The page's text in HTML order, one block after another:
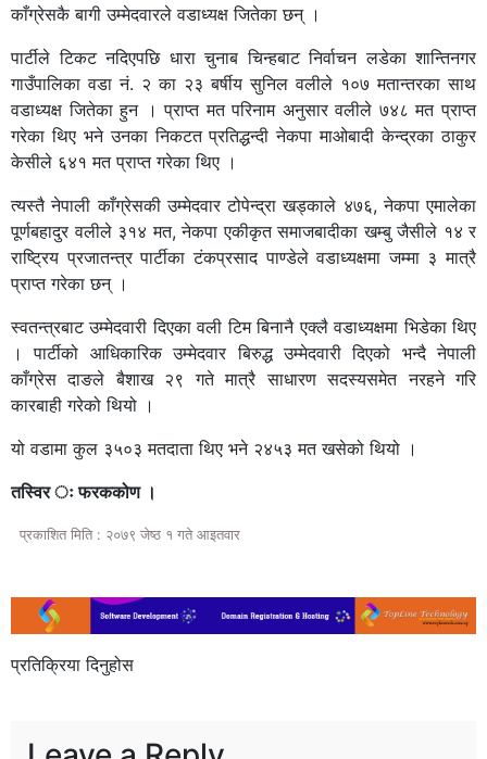
काँग्रेसकै बागी उम्मेदवारले वडाध्यक्ष जितेका छन् ।
पार्टीले टिकट नदिएपछि धारा चुनाब चिन्हबाट निर्वाचन लडेका शान्तिनगर
गाउँपालिका वडा नं. २ का २३ बर्षीय सुनिल वलीले १०७ मतान्तरका साथ
वडाध्यक्ष जितेका हुन । प्राप्त मत परिनाम अनुसार वलीले ७४८ मत प्राप्त
गरेका थिए भने उनका निकटत प्रतिद्धन्दी नेकपा माओबादी केन्द्रका ठाकुर
केसीले ६४१ मत प्राप्त गरेका थिए ।
त्यस्तै नेपाली काँग्रेसकी उम्मेदवार टोपेन्द्रा खड्काले ४७६, नेकपा एमालेका
पूर्णबहादुर वलीले ३१४ मत, नेकपा एकीकृत समाजबादीका खम्बु जैसीले १४ र
राष्ट्रिय प्रजातन्त्र पार्टीका टंकप्रसाद पाण्डेले वडाध्यक्षमा जम्मा ३ मात्रै
प्राप्त गरेका छन् ।
स्वतन्त्रबाट उम्मेदवारी दिएका वली टिम बिनानै एक्लै वडाध्यक्षमा भिडेका थिए
। पार्टीको आधिकारिक उम्मेदवार बिरुद्ध उम्मेदवारी दिएको भन्दै नेपाली
काँग्रेस दाङले बैशाख २९ गते मात्रै साधारण सदस्यसमेत नरहने गरि
कारबाही गरेको थियो ।
यो वडामा कुल ३५०३ मतदाता थिए भने २४५३ मत खसेको थियो ।
तस्विर ः फरककोण ।
प्रकाशित मिति : २०७९ जेष्ठ १ गते आइतवार
प्रतिक्रिया दिनुहोस